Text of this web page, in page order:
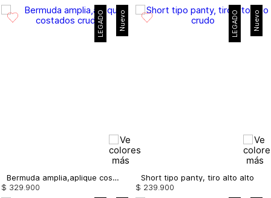
Nuevo
LEGADO
Bermuda amplia,aplique costados
$ 329 900
Nuevo
LEGADO
Short tipo panty, tiro alto alto
$ 239 900